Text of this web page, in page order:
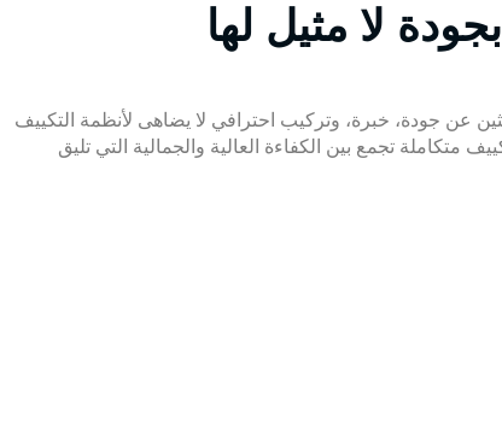
لا مثيل لها
عن جودة، خبرة، وتركيب احترافي لا يضاهى لأنظمة التكييف
تجمع بين الكفاءة العالية والجمالية التي تليق